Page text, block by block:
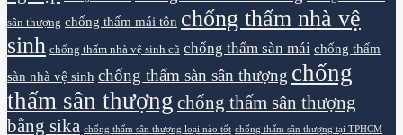
sân thượng chống thấm mái tôn chống thấm nhà vệ
sinh chống thấm nhà vệ sinh cũ chống thấm sàn mái chống thấm
sàn nhà vệ sinh chống thấm sàn sân thượng chống
thấm sân thượng chống thấm sân thượng
bằng sika chống thấm sân thượng loại nào tốt chống thấm sân thượng tại TPHCM